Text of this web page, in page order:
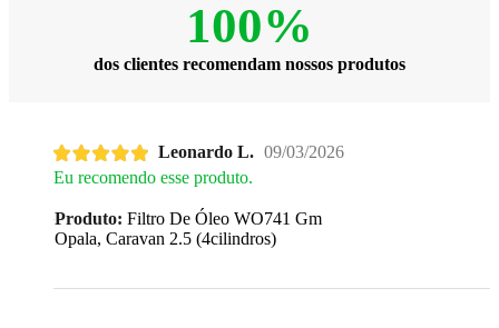
100%
dos clientes recomendam nossos produtos
Leonardo L. 09/03/2026
Eu recomendo esse produto.
Produto: Filtro De Óleo WO741 Gm
Opala, Caravan 2.5 (4cilindros)